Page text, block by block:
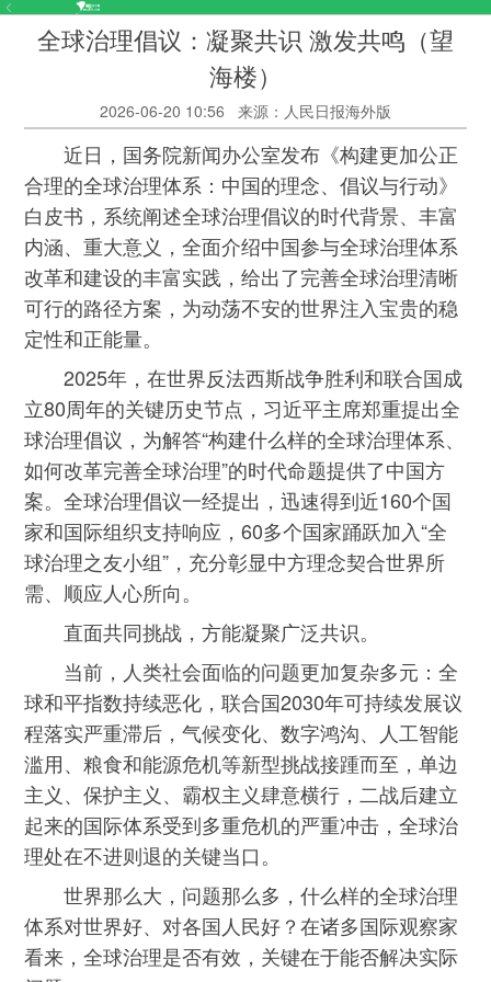
全球治理倡议：凝聚共识 激发共鸣（望
海楼）
2026-06-20 10:56 来源：人民日报海外版
近日，国务院新闻办公室发布《构建更加公正
合理的全球治理体系：中国的理念、倡议与行动》
白皮书，系统阐述全球治理倡议的时代背景、丰富
内涵、重大意义，全面介绍中国参与全球治理体系
改革和建设的丰富实践，给出了完善全球治理清晰
可行的路径方案，为动荡不安的世界注入宝贵的稳
定性和正能量。
2025年，在世界反法西斯战争胜利和联合国成
立80周年的关键历史节点，习近平主席郑重提出全
球治理倡议，为解答“构建什么样的全球治理体系、
如何改革完善全球治理”的时代命题提供了中国方
案。全球治理倡议一经提出，迅速得到近160个国
家和国际组织支持响应，60多个国家踊跃加入“全
球治理之友小组”，充分彰显中方理念契合世界所
需、顺应人心所向。
直面共同挑战，方能凝聚广泛共识。
当前，人类社会面临的问题更加复杂多元：全
球和平指数持续恶化，联合国2030年可持续发展议
程落实严重滞后，气候变化、数字鸿沟、人工智能
滥用、粮食和能源危机等新型挑战接踵而至，单边
主义、保护主义、霸权主义肆意横行，二战后建立
起来的国际体系受到多重危机的严重冲击，全球治
理处在不进则退的关键当口。
世界那么大，问题那么多，什么样的全球治理
体系对世界好、对各国人民好？在诸多国际观察家
看来，全球治理是否有效，关键在于能否解决实际